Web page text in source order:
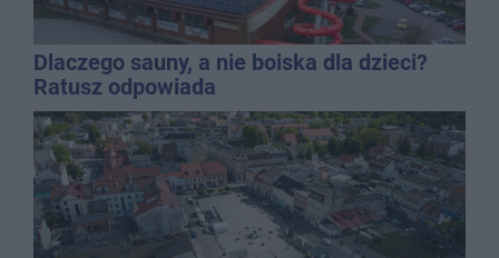
Dlaczego sauny, a nie boiska dla dzieci?
Ratusz odpowiada